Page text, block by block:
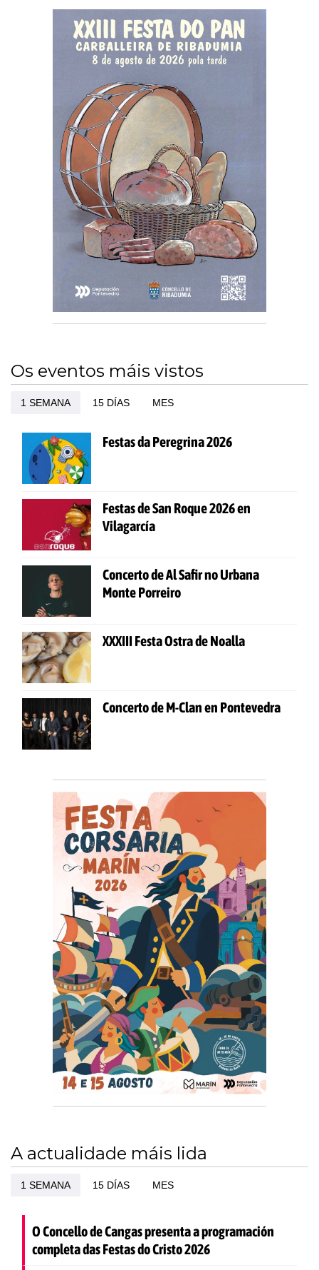
Os eventos máis vistos
1 SEMANA 15 DÍAS MES
Festas da Peregrina 2026
Festas de San Roque 2026 en
Vilagarcía
Concerto de Al Safir no Urbana
Monte Porreiro
XXXIII Festa Ostra de Noalla
Concerto de M-Clan en Pontevedra
A actualidade máis lida
1 SEMANA 15 DÍAS MES
O Concello de Cangas presenta a programación
completa das Festas do Cristo 2026